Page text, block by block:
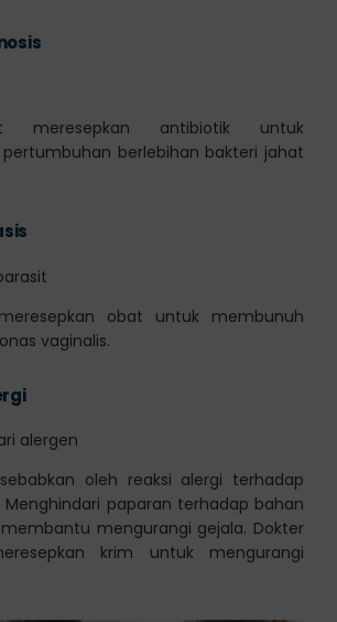
meresepkan antibiotik untuk
berlebihan bakteri jahat
obat untuk membunuh
vaginalis.
alergen
oleh reaksi alergi terhadap
paparan terhadap bahan
mengurangi gejala. Dokter
krim untuk mengurangi